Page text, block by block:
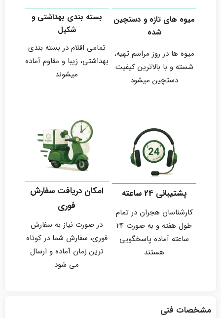
میوه های تازه و دستچین
شده
میوه ها در روز مراسم تهیه،
شسته و با بالاترین کیفیت
دستچین میشود
بسته بندی بهداشتی و
شکیل
تمامی اقلام در بسته بندی
بهداشتی، زیبا و مقاوم آماده
میشوند
پشتیبانی 24 ساعته
کارشناسان هجران در تمام
طول هفته و به صورت 24
ساعته آماده پاسخگویی
هستند
امکان دریافت سفارش
فوری
در صورت نیاز به سفارش
فوری، سفارش شما در کوتاه
ترین زمان آماده و ارسال
می شود
مشخصات فنی